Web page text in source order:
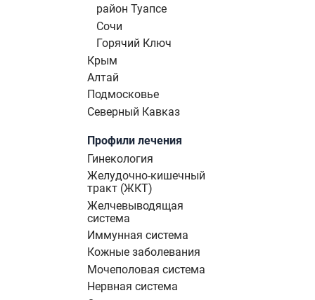
район Туапсе
Сочи
Горячий Ключ
Крым
Алтай
Подмосковье
Северный Кавказ
Профили лечения
Гинекология
Желудочно-кишечный
тракт (ЖКТ)
Желчевыводящая
система
Иммунная система
Кожные заболевания
Мочеполовая система
Нервная система